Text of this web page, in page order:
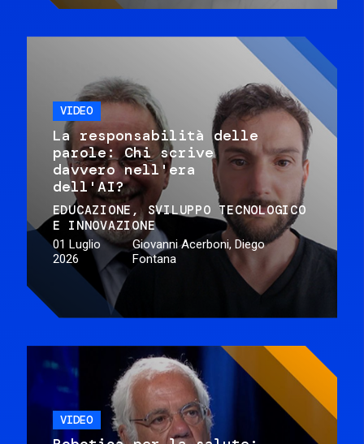
VIDEO
La responsabilità delle
parole: Chi scrive
davvero nell'era
dell'AI?
EDUCAZIONE
SVILUPPO TECNOLOGICO
E INNOVAZIONE
01 Luglio
2026
Giovanni Acerboni, Diego
Fontana
VIDEO